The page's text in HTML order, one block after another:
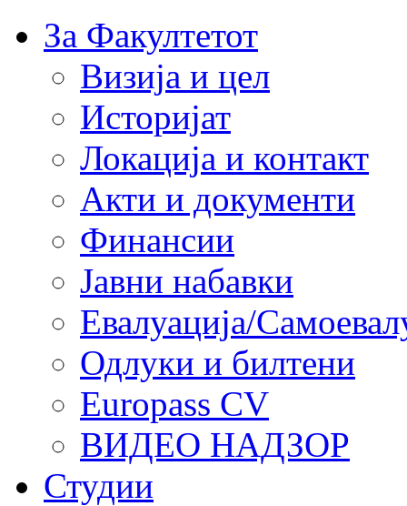
За Факултетот
Визија и цел
Историјат
Локација и контакт
Акти и документи
Финансии
Јавни набавки
Евалуација/
Одлуки и билтени
Europass CV
ВИДЕО НАДЗОР
Студии